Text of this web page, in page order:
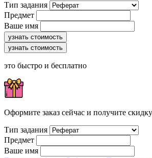
Тип задания
Предмет
Ваше имя
узнать стоимость
узнать стоимость
это быстро и бесплатно
Оформите заказ сейчас и получите
Тип задания
Предмет
Ваше имя